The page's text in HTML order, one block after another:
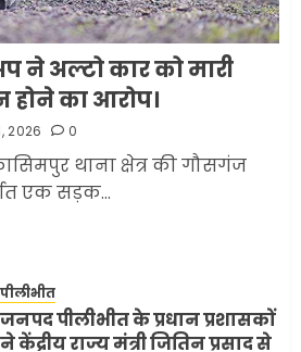
मलबों से ईरान ने सुरक्षित बरामद
कर ली करीब 1000 से ज्यादा
मिसाइलें
JUNE 1, 2026
व्यवहार क्यों?
JUNE 1, 2026 0
ने अल्टो कार को मारी
होने का आरोप।
2026 0
कासिमपुर थाना क्षेत्र की गौसगंज
एक सड़क...
पीलीभीत
जनपद पीलीभीत के प्रधान प्रशासकों
ने केंद्रीय राज्य मंत्री जितिन प्रसाद से